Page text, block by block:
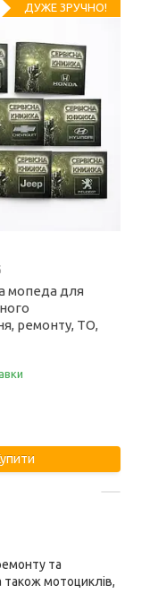
ДУЖЕ ЗРУЧНО!
мопеда для
ремонту, ТО,
та
також мотоциклів,